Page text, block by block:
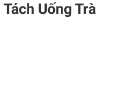
Uống Trà